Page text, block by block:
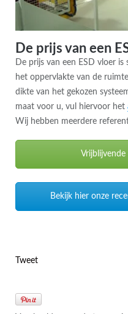
De prijs van een
De prijs van een ESD vloer
het oppervlakte van de
dikte van het gekozen
maat voor u, vul hiervoor het
Wij hebben meerdere
Bekijk hier onze
Tweet